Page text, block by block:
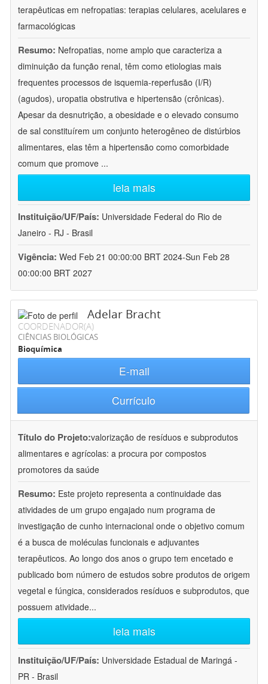
terapêuticas em nefropatias: terapias celulares, acelulares e
farmacológicas
Resumo: Nefropatias, nome amplo que caracteriza a
diminuição da função renal, têm como etiologias mais
frequentes processos de isquemia-reperfusão (I/R)
(agudos), uropatia obstrutiva e hipertensão (crônicas).
Apesar da desnutrição, a obesidade e o elevado consumo
de sal constituírem um conjunto heterogêneo de distúrbios
alimentares, elas têm a hipertensão como comorbidade
comum que promove ...
leia mais
Instituição/UF/País: Universidade Federal do Rio de
Janeiro - RJ - Brasil
Vigência: Wed Feb 21 00:00:00 BRT 2024-Sun Feb 28
00:00:00 BRT 2027
Adelar Bracht
COORDENADOR(A)
CIÊNCIAS BIOLÓGICAS
Bioquímica
E-mail
Currículo
Título do Projeto:valorização de resíduos e subprodutos
alimentares e agrícolas: a procura por compostos
promotores da saúde
Resumo: Este projeto representa a continuidade das
atividades de um grupo engajado num programa de
investigação de cunho internacional onde o objetivo comum
é a busca de moléculas funcionais e adjuvantes
terapêuticos. Ao longo dos anos o grupo tem encetado e
publicado bom número de estudos sobre produtos de origem
vegetal e fúngica, considerados resíduos e subprodutos, que
possuem atividade...
leia mais
Instituição/UF/País: Universidade Estadual de Maringá -
PR - Brasil